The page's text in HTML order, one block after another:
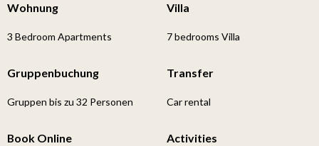
Wohnung
3 Bedroom Apartments
Villa
7 bedrooms Villa
Gruppenbuchung
Gruppen bis zu 32 Personen
Transfer
Car rental
Book Online Activities